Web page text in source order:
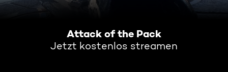
Attack of the Pack
Jetzt kostenlos streamen